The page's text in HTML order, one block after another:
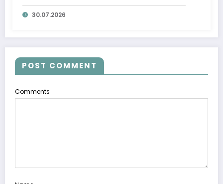
30.07.2026
POST COMMENT
Comments